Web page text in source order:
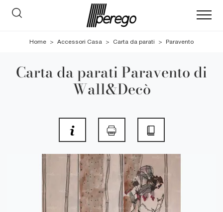
Home > Accessori Casa > Carta da parati > Paravento
Carta da parati Paravento di
Wall&Decò